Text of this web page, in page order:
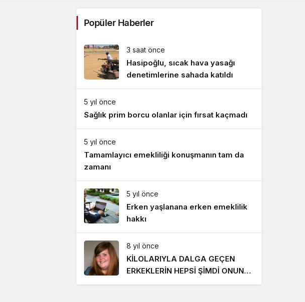
Gündüz modunu seçin.
Popüler Haberler
3 saat önce
Hasipoğlu, sıcak hava yasağı
denetimlerine sahada katıldı
5 yıl önce
Sağlık prim borcu olanlar için fırsat kaçmadı
5 yıl önce
Tamamlayıcı emekliliği konuşmanın tam da
zamanı
5 yıl önce
Erken yaşlanana erken emeklilik
hakkı
8 yıl önce
KİLOLARIYLA DALGA GEÇEN
ERKEKLERİN HEPSİ ŞİMDİ ONUN
PEŞİNDE! SON HALİ İNANILMAZ